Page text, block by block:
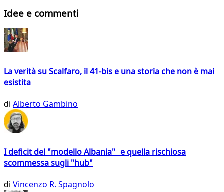
Idee e commenti
La verità su Scalfaro, il 41-bis e una storia che non è mai
esistita
di Alberto Gambino
I deficit del "modello Albania" e quella rischiosa
scommessa sugli "hub"
di Vincenzo R. Spagnolo